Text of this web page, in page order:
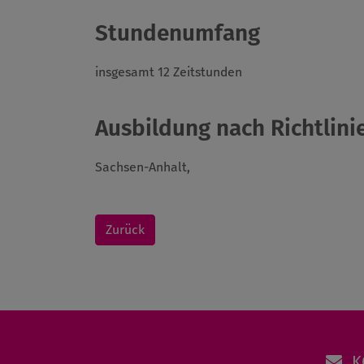
Stundenumfang
insgesamt 12 Zeitstunden
Ausbildung nach
Sachsen-Anhalt,
Zurück